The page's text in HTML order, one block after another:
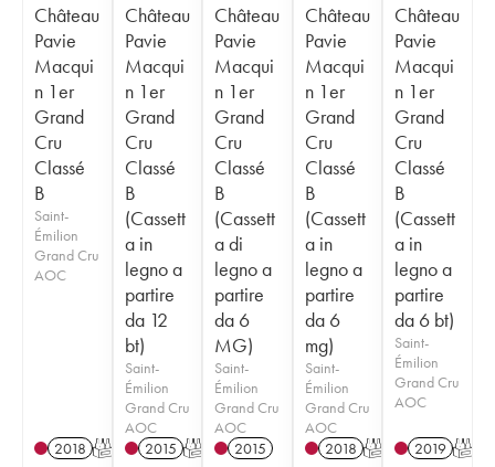
Château
Pavie
Macqui
n 1er
Grand
Cru
Classé
B
Saint-
Émilion
Grand Cru
AOC
2018 T
Château
Pavie
Macqui
n 1er
Grand
Cru
Classé
B
(Cassett
a in
legno a
partire
da 12
bt)
Saint-
Émilion
Grand Cru
AOC
2015 T
Château
Pavie
Macqui
n 1er
Grand
Cru
Classé
B
(Cassett
a di
legno a
partire
da 6
MG)
Saint-
Émilion
Grand Cru
AOC
2015
Château
Pavie
Macqui
n 1er
Grand
Cru
Classé
B
(Cassett
a in
legno a
partire
da 6
mg)
Saint-
Émilion
Grand Cru
AOC
2018 T
Château
Pavie
Macqui
n 1er
Grand
Cru
Classé
B
(Cassett
a in
legno a
partire
da 6 bt)
Saint-
Émilion
Grand Cru
AOC
2019 T